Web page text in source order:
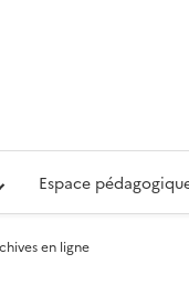
audiovisuelle de
Espace
en ligne